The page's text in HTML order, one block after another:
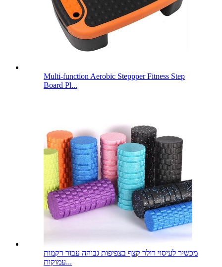
Multi-function Aerobic Steppper Fitness Step
Board Pl...
מכשיר לעיסוי רולר קצף בצפיפות גבוהה עבור רקמות
עמוקות...